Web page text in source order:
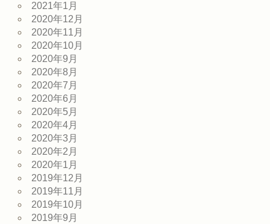
2021年1月
2020年12月
2020年11月
2020年10月
2020年9月
2020年8月
2020年7月
2020年6月
2020年5月
2020年4月
2020年3月
2020年2月
2020年1月
2019年12月
2019年11月
2019年10月
2019年9月